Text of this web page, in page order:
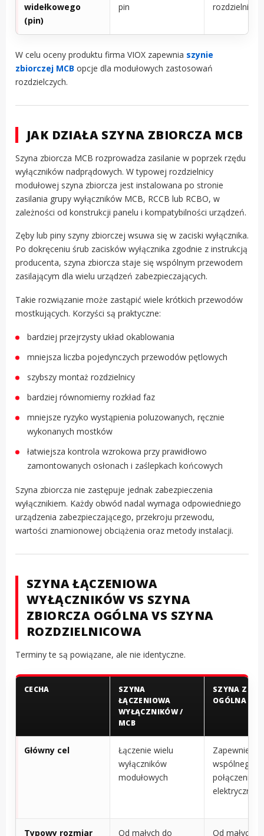
widełkowego
(pin)
pin
rozdzielnic
W celu oceny produktu firma VIOX zapewnia szynie
zbiorczej MCB opcje dla modułowych zastosowań
rozdzielczych.
JAK DZIAŁA SZYNA ZBIORCZA MCB
Szyna zbiorcza MCB rozprowadza zasilanie w poprzek rzędu
wyłączników nadprądowych. W typowej rozdzielnicy
modułowej szyna zbiorcza jest instalowana po stronie
zasilania grupy wyłączników MCB, RCCB lub RCBO, w
zależności od konstrukcji panelu i kompatybilności urządzeń.
Zęby lub piny szyny zbiorczej wsuwa się w zaciski wyłącznika.
Po dokręceniu śrub zacisków wyłącznika zgodnie z instrukcją
producenta, szyna zbiorcza staje się wspólnym przewodem
zasilającym dla wielu urządzeń zabezpieczających.
Takie rozwiązanie może zastąpić wiele krótkich przewodów
mostkujących. Korzyści są praktyczne:
bardziej przejrzysty układ okablowania
mniejsza liczba pojedynczych przewodów pętlowych
szybszy montaż rozdzielnicy
bardziej równomierny rozkład faz
mniejsze ryzyko wystąpienia poluzowanych, ręcznie
wykonanych mostków
łatwiejsza kontrola wzrokowa przy prawidłowo
zamontowanych osłonach i zaślepkach końcowych
Szyna zbiorcza nie zastępuje jednak zabezpieczenia
wyłącznikiem. Każdy obwód nadal wymaga odpowiedniego
urządzenia zabezpieczającego, przekroju przewodu,
wartości znamionowej obciążenia oraz metody instalacji.
SZYNA ŁĄCZENIOWA
WYŁĄCZNIKÓW VS SZYNA
ZBIORCZA OGÓLNA VS SZYNA
ROZDZIELNICOWA
Terminy te są powiązane, ale nie identyczne.
CECHA
SZYNA
ŁĄCZENIOWA
WYŁĄCZNIKÓW /
MCB
SZYNA
OGÓLNA
Główny cel
Łączenie wielu
wyłączników
modułowych
Zapewnienie
wspólnego
połączenia
Typowy rozmiar Od małych do Od małych